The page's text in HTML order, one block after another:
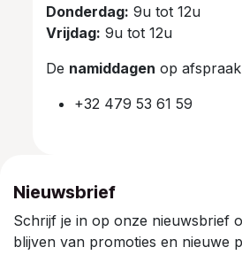
Donderdag: 9u tot 12u
Vrijdag: 9u tot 12u
De namiddagen op
+32 479 53 61 59
Nieuwsbrief
Schrijf je in op onze nieuwsbrief
blijven van promoties en nieuwe